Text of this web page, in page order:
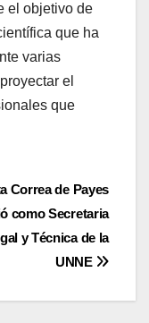
el objetivo de
que ha
varias
el
que
Correa de Payes
como Secretaria
y Técnica de la
UNNE